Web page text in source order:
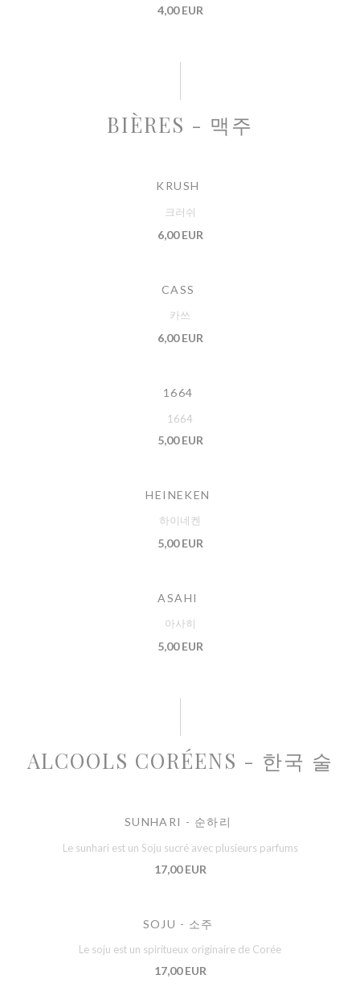
4,00 EUR
BIÈRES - 맥주
KRUSH
크러쉬
6,00 EUR
CASS
카쓰
6,00 EUR
1664
1664
5,00 EUR
HEINEKEN
하이네켄
5,00 EUR
ASAHI
아사히
5,00 EUR
ALCOOLS CORÉENS - 한국 술
SUNHARI - 순하리
Le sunhari est un Soju sucré avec plusieurs parfums
17,00 EUR
SOJU - 소주
Le soju est un spiritueux originaire de Corée
17,00 EUR